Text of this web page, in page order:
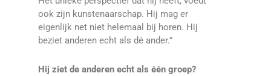
ook zijn kunstenaarschap. Hij mag er
eigenlijk net niet helemaal bij horen. Hij
beziet anderen echt als dé ander.”
Hij ziet de anderen echt als één groep?